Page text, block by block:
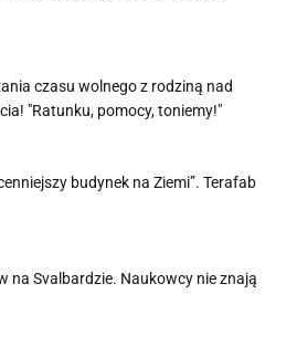
czasu wolnego z rodziną nad
"Ratunku, pomocy, toniemy!"
budynek na Ziemi”. Terafab
na Svalbardzie. Naukowcy nie znają